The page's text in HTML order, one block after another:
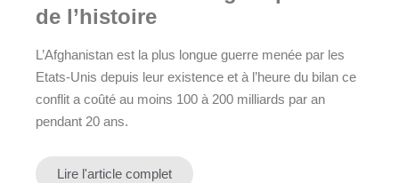
de l’histoire
L’Afghanistan est la plus longue guerre menée par les
Etats-Unis depuis leur existence et à l’heure du bilan ce
conflit a coûté au moins 100 à 200 milliards par an
pendant 20 ans.
Lire l'article complet